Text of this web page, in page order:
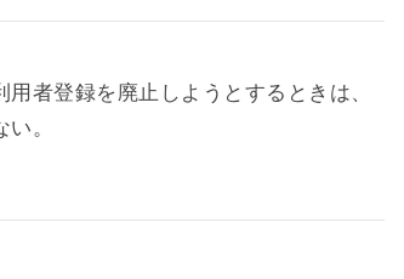
者登録を廃止しようとするときは、
。